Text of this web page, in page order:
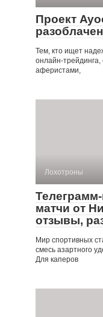
Проект
Тем, кто ищет
онлайн-
аферистами,
Лохотроны
матчи от
отзывы,
Мир спортивных
смесь азартного
Для каперов